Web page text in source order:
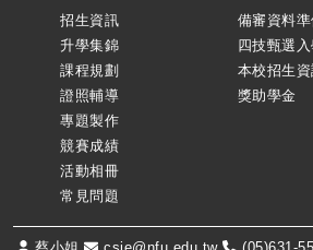
招生資訊
升學集錦
課程規劃
證照輔導
專題製作
競賽成績
活動相冊
常見問題
備審資料準
四技甄選
本校招生資
獎助學金